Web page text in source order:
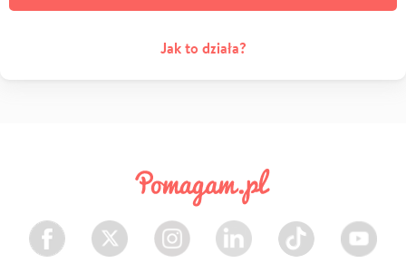
Jak to działa?
Facebook Twitter Instagram LinkedIn TikTok Youtube